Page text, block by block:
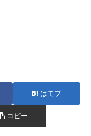
はてブ
コピー